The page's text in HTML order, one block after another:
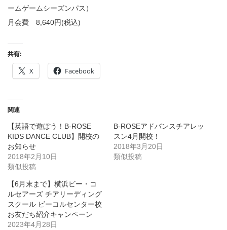
ームゲームシーズンパス）
月会費 8,640円(税込)
共有:
X Facebook
関連
【英語で遊ぼう！B-ROSE
KIDS DANCE CLUB】開校の
お知らせ
2018年2月10日
類似投稿
B-ROSEアドバンスチアレッ
スン4月開校！
2018年3月20日
類似投稿
【6月末まで】横浜ビー・コ
ルセアーズ チアリーディング
スクール ビーコルセンター校
お友だち紹介キャンペーン
2023年4月28日